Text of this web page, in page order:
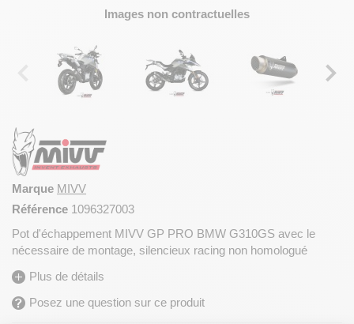
Images non contractuelles
Marque MIVV
Référence 1096327003
Pot d'échappement MIVV GP PRO BMW G310GS avec le
nécessaire de montage, silencieux racing non homologué
Plus de détails
Posez une question sur ce produit